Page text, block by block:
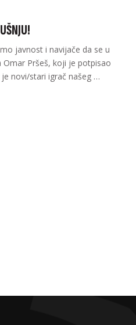
javnost i navijače da se u
Omar Pršeš, koji je potpisao
novi/stari igrač našeg …